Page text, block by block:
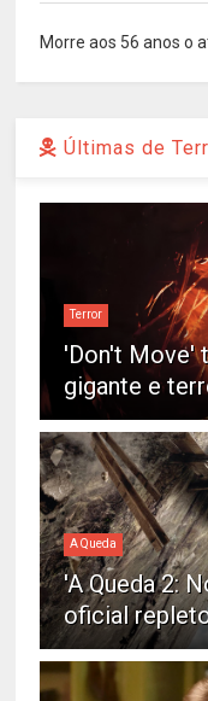
Morre aos 56 anos o
Últimas de
Terror
'Don't Move'
gigante e
A Queda
'A Queda 2:
oficial